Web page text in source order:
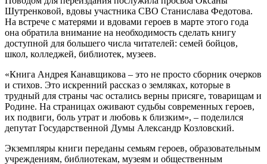
Шутренковой, вдовы участника СВО Станислава Федотова.
На встрече с матерями и вдовами героев в марте этого года
она обратила внимание на необходимость сделать книгу
доступной для большего числа читателей: семей бойцов,
школ, колледжей, библиотек, музеев.
«Книга Андрея Канавщикова – это не просто сборник очерков
и стихов. Это искренний рассказ о земляках, которые в
трудный для страны час остались верны присяге, товарищам и
Родине. На страницах оживают судьбы современных героев,
их подвиги, боль утрат и любовь к близким», – поделился
депутат Государственной Думы Александр Козловский.
Экземпляры книги переданы семьям героев, образовательным
учреждениям, библиотекам, музеям и общественным